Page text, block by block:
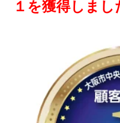
１を獲得しまし